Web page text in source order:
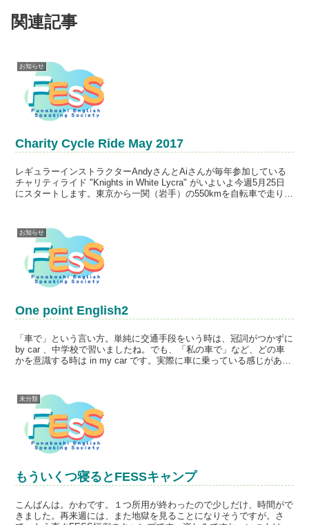
関連記事
お知らせ
Charity Cycle Ride May 2017
レギュラーインストラクターAndyさんとAiさんが毎年参加している
チャリティライド "Knights in White Lycra" がいよいよ今週5月25日
にスタートします。東京から一関（岩手）の550kmを自転車で走り、
お知らせ
One point English2
「車で」という言い方。単純に交通手段をいう時は、冠詞がつかずに
by car 、中学校で習いましたね。でも、「私の車で」など、どの車
かを意識する時は in my car です。実際に車に乗っている感じがあら
未分類
もういくつ寝るとFESSキャンプ
こんばんは。かわです。１つ所用が終わったので少しだけ、時間がで
きました。再来週には、また地獄を見ることになりそうですが。さ